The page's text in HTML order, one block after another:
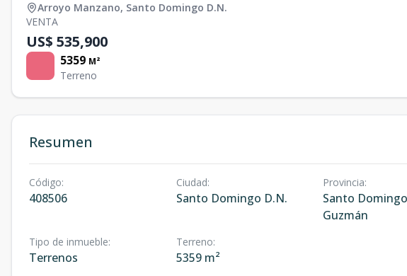
Arroyo Manzano, Santo Domingo D.N.
VENTA
US$ 535,900
5359 M²
Terreno
Resumen
Código:
408506
Ciudad:
Santo Domingo D.N.
Provincia:
Santo
Guzmán
Tipo de inmueble:
Terrenos
Terreno:
5359 m²